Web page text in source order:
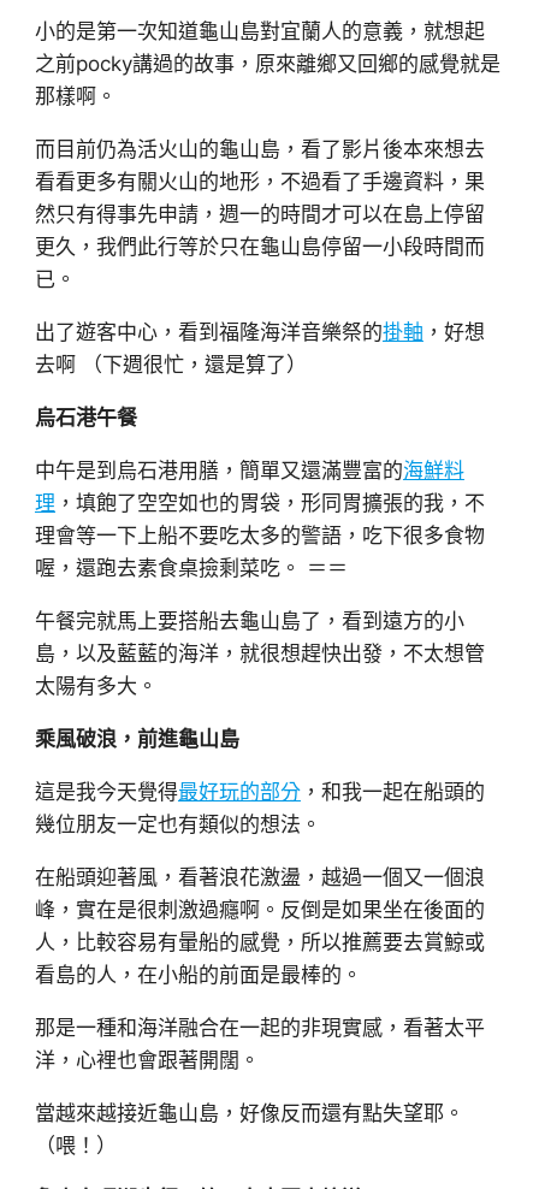
小的是第一次知道龜山島對宜蘭人的意義，就想起
之前pocky講過的故事，原來離鄉又回鄉的感覺就是
那樣啊。
而目前仍為活火山的龜山島，看了影片後本來想去
看看更多有關火山的地形，不過看了手邊資料，果
然只有得事先申請，週一的時間才可以在島上停留
更久，我們此行等於只在龜山島停留一小段時間而
已。
出了遊客中心，看到福隆海洋音樂祭的掛軸 ，好想
去啊 （下週很忙，還是算了）
烏石港午餐
中午是到烏石港用膳，簡單又還滿豐富的海鮮料
理 ，填飽了空空如也的胃袋，形同胃擴張的我，不
理會等一下上船不要吃太多的警語，吃下很多食物
喔，還跑去素食桌撿剩菜吃。 ＝＝
午餐完就馬上要搭船去龜山島了，看到遠方的小
島，以及藍藍的海洋，就很想趕快出發，不太想管
太陽有多大。
乘風破浪，前進龜山島
這是我今天覺得最好玩的部分，和我一起在船頭的
幾位朋友一定也有類似的想法。
在船頭迎著風，看著浪花激盪，越過一個又一個浪
峰，實在是很刺激過癮啊。反倒是如果坐在後面的
人，比較容易有暈船的感覺，所以推薦要去賞鯨或
看島的人，在小船的前面是最棒的。
那是一種和海洋融合在一起的非現實感，看著太平
洋，心裡也會跟著開闊。
當越來越接近龜山島，好像反而還有點失望耶。
（喂！）